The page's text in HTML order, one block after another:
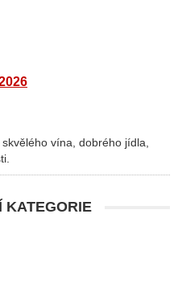
vína, dobrého jídla,
KATEGORIE